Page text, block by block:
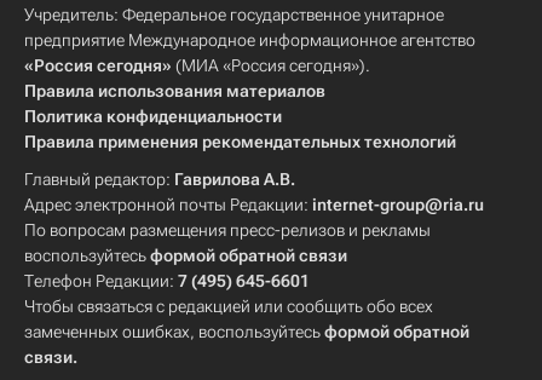
Учредитель: Федеральное государственное унитарное
предприятие Международное информационное агентство
«Россия сегодня» (МИА «Россия сегодня»).
Правила использования материалов
Политика конфиденциальности
Правила применения рекомендательных технологий
Главный редактор: Гаврилова А.В.
Адрес электронной почты Редакции: internet-group@ria.ru
По вопросам размещения пресс-релизов и рекламы
воспользуйтесьформой обратной связи
Телефон Редакции: 7 (495) 645-6601
Чтобы связаться с редакцией или сообщить обо всех
замеченных ошибках, воспользуйтесьформой обратной
связи.